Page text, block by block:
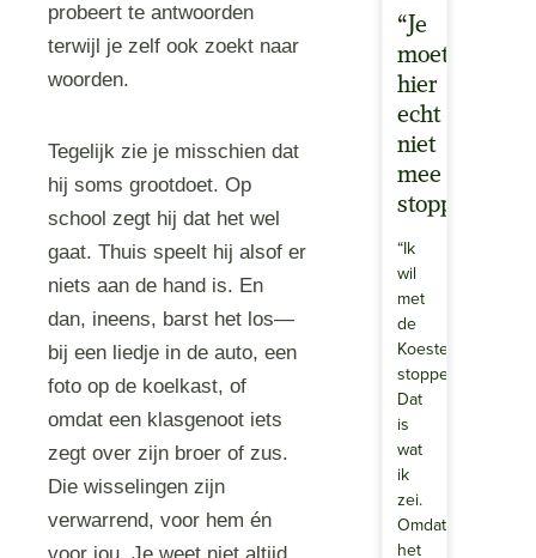
probeert te antwoorden
terwijl je zelf ook zoekt naar
woorden.
Tegelijk zie je misschien dat
hij soms grootdoet. Op
school zegt hij dat het wel
gaat. Thuis speelt hij alsof er
niets aan de hand is. En
dan, ineens, barst het los—
bij een liedje in de auto, een
foto op de koelkast, of
omdat een klasgenoot iets
zegt over zijn broer of zus.
Die wisselingen zijn
verwarrend, voor hem én
“Je
moet
hier
echt
niet
mee
stoppen”
“Ik
wil
met
de
Koesterdagen
stoppen.”
Dat
is
wat
ik
zei.
Omdat
het